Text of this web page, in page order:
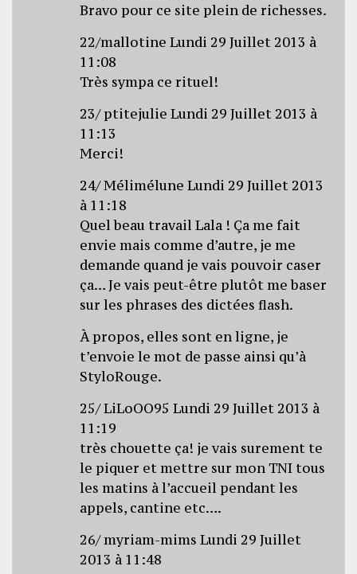
Bravo pour ce site plein de richesses.
22/mallotine Lundi 29 Juillet 2013 à
11:08
Très sympa ce rituel!
23/ ptitejulie Lundi 29 Juillet 2013 à
11:13
Merci!
24/ Mélimélune Lundi 29 Juillet 2013
à 11:18
Quel beau travail Lala ! Ça me fait
envie mais comme d’autre, je me
demande quand je vais pouvoir caser
ça… Je vais peut-être plutôt me baser
sur les phrases des dictées flash.
À propos, elles sont en ligne, je
t’envoie le mot de passe ainsi qu’à
StyloRouge.
25/ LiLoOO95 Lundi 29 Juillet 2013 à
11:19
très chouette ça! je vais surement te
le piquer et mettre sur mon TNI tous
les matins à l’accueil pendant les
appels, cantine etc….
26/ myriam-mims Lundi 29 Juillet
2013 à 11:48